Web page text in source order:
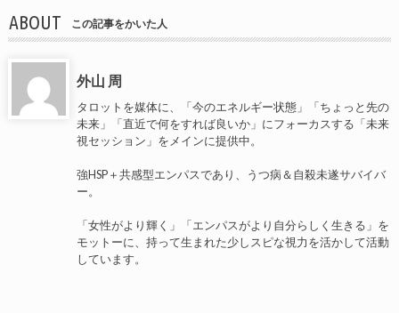
ABOUT この記事をかいた人
外山 周
タロットを媒体に、「今のエネルギー状態」「ちょっと先の
未来」「直近で何をすれば良いか」にフォーカスする「未来
視セッション」をメインに提供中。
強HSP＋共感型エンパスであり、うつ病＆自殺未遂サバイバ
ー。
「女性がより輝く」「エンパスがより自分らしく生きる」を
モットーに、持って生まれた少しスピな視力を活かして活動
しています。